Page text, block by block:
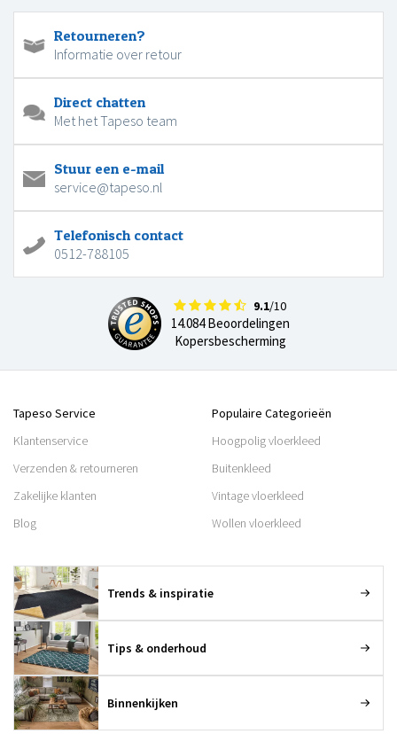
Retourneren?
Informatie over retour
Direct chatten
Met het Tapeso team
Stuur een e-mail
service@tapeso.nl
Telefonisch contact
0512-788105
9.1/10
14.084 Beoordelingen
Kopersbescherming
Tapeso Service
Klantenservice
Verzenden & retourneren
Zakelijke klanten
Blog
Populaire Categorieën
Hoogpolig vloerkleed
Buitenkleed
Vintage vloerkleed
Wollen vloerkleed
Trends & inspiratie
Tips & onderhoud
Binnenkijken